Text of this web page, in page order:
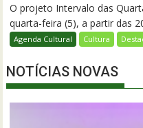
O projeto Intervalo das
quarta-feira (5), a partir das
Agenda Cultural Cultura
NOTÍCIAS NOVAS